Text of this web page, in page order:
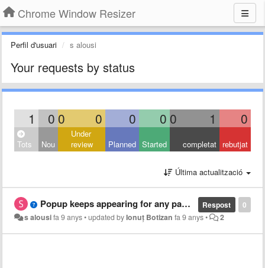
Chrome Window Resizer
Perfil d'usuari s alousi
Your requests by status
1 0 0 0 0 0 0 1 0
Tots Nou
Under
review
Planned Started completat rebutjat
Última actualització
0
Respost
Popup keeps appearing for any page refresh/ new page!
s alousifa 9 anys•updated byIonuț Botizan fa 9 anys• 2